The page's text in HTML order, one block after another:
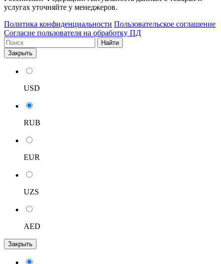
услугах уточняйте у менеджеров.
Политика конфиденциальности Пользовательское соглашение
Согласие пользователя на обработку ПД
Найти
Закрыть
USD
RUB
EUR
UZS
AED
Закрыть